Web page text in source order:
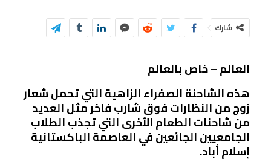
شارك
العالم – خاص بالعالم
هذه الشاحنة الصفراء الزاهية التي تحمل شعار
زوج من النظارات فوق شارب فاخر مثل العديد
من شاحنات الطعام الأخرى التي تجذب الطلاب
الجامعيين الجائعين في العاصمة الباكستانية
إسلام أباد.